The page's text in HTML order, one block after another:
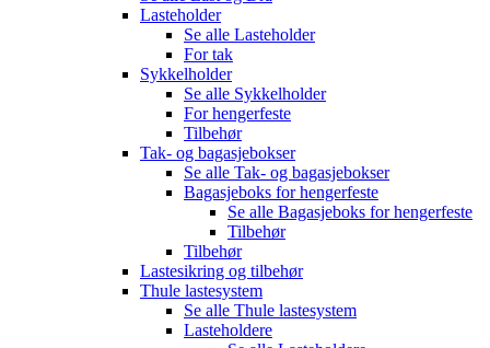
Lasteholder
Se alle Lasteholder
For tak
Sykkelholder
Se alle Sykkelholder
For hengerfeste
Tilbehør
Tak- og bagasjebokser
Se alle Tak- og bagasjebokser
Bagasjeboks for hengerfeste
Se alle Bagasjeboks for hengerfeste
Tilbehør
Tilbehør
Lastesikring og tilbehør
Thule lastesystem
Se alle Thule lastesystem
Lasteholdere